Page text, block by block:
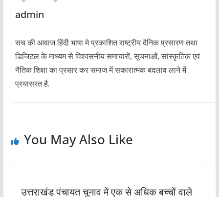
admin
सच की आवाज हिंदी भाषा मे प्रकाशित राष्ट्रीय दैनिक प्रसारण तथा
डिजिटल के माध्यम से विश्वसनीय समाचारों, सूचनाओं, सांस्कृतिक एवं
नैतिक शिक्षा का प्रसार कर समाज में सकारात्मक बदलाव लाने में
प्रयासरत है.
You May Also Like
उत्तराखंड पंचायत चुनाव में एक से अधिक बच्चों वाले